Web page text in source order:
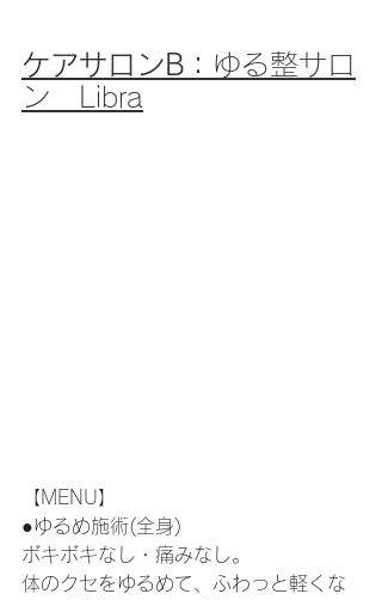
ケアサロンB： ゆる整サロ
ン　Libra
【MENU】
●ゆるめ施術(全身)
ボキボキなし・痛みなし。
体のクセをゆるめて、ふわっと軽くな